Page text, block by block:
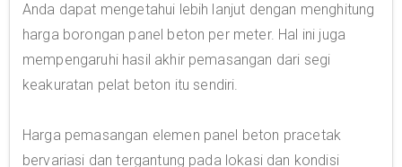
Anda dapat mengetahui lebih lanjut dengan menghitung
harga borongan panel beton per meter. Hal ini juga
mempengaruhi hasil akhir pemasangan dari segi
keakuratan pelat beton itu sendiri.
Harga pemasangan elemen panel beton pracetak
bervariasi dan tergantung pada lokasi dan kondisi